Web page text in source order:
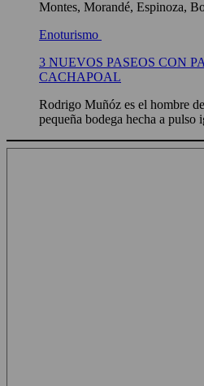
Montes, Morandé, Espinoza,
Enoturismo
3 NUEVOS PASEOS CON
CACHAPOAL
Rodrigo Muñóz es el hombre
pequeña bodega hecha a pulso